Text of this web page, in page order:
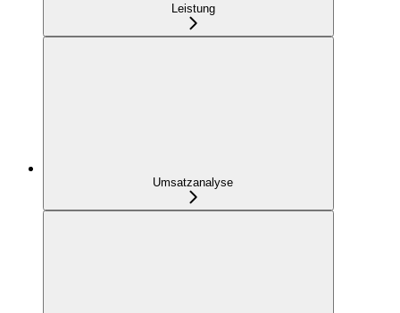
Leistung
Umsatzanalyse